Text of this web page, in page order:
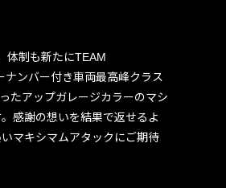
体制も新たにTEAM
ンバー付き車両最高峰クラス
たアップガレージカラーのマシ
感謝の想いを結果で返せるよ
マキシマムアタックにご期待